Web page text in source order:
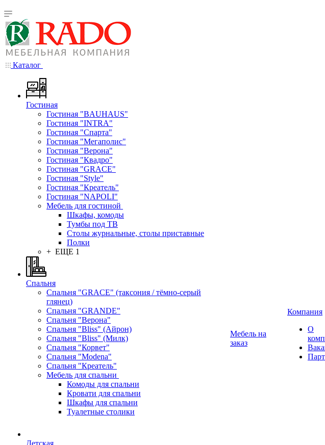
Каталог
Гостиная
Гостиная "BAUHAUS"
Гостиная "INTRA"
Гостиная "Спарта"
Гостиная "Мегаполис"
Гостиная "Верона"
Гостиная "Квадро"
Гостиная "GRACE"
Гостиная "Style"
Гостиная "Креатель"
Гостиная "NAPOLI"
Мебель для гостиной
Шкафы, комоды
Тумбы под ТВ
Столы журнальные, столы приставные
Полки
+ ЕЩЕ 1
Спальня
Спальня "GRACE" (таксония / тёмно-серый
глянец)
Спальня "GRANDE"
Спальня "Верона"
Спальня "Bliss" (Айрон)
Спальня "Bliss" (Милк)
Спальня "Корвет"
Спальня "Modena"
Спальня "Креатель"
Мебель для спальни
Комоды для спальни
Кровати для спальни
Шкафы для спальни
Туалетные столики
Детская
Мебель на
заказ
Компания
О